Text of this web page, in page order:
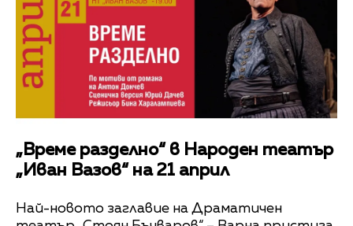
„Време разделно“ в Народен театър
„Иван Вазов“ на 21 април
Най-новото заглавие на Драматичен